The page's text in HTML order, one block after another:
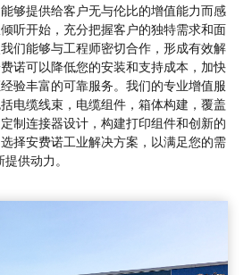
够提供给客户无与伦比的增值能力而感
听开始，充分把握客户的独特需求和面
们能够与工程师密切合作，形成有效解
诺可以降低您的安装和支持成本，加快
验丰富的可靠服务。我们的专业增值服
电缆线束，电缆组件，箱体构建，覆盖
制连接器设计，构建打印组件和创新的
择安费诺工业解决方案，以满足您的需
供动力。